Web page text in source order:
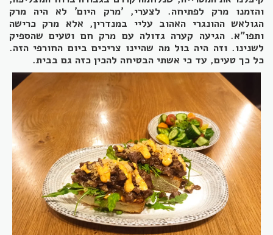
והזמנו מרק לפתיחה. לצערי, 'מרק היום' לא היה מרק
הגולאש ההונגרי האהוב עליי במנדרין, אלא מרק כרישה
ותפו"א. הגיעה קערה גדולה עם מרק חם וטעים שהספיק
לשנינו. וזה היה בול מה שהיינו צריכים ביום החורפי הזה.
כל כך טעים, עד כי אשתי הבטיחה להכין כזה גם בבית.